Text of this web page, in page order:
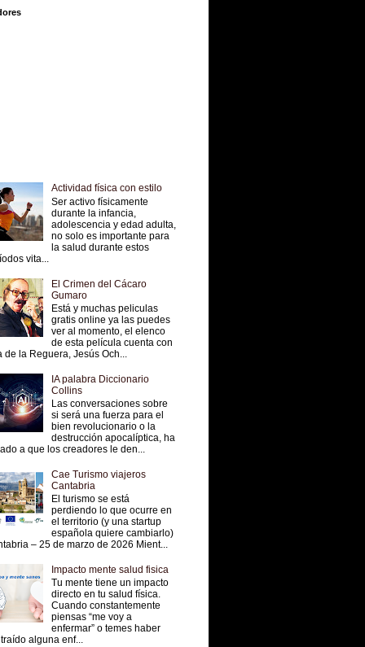
Actividad física con estilo
Ser activo físicamente
durante la infancia,
adolescencia y edad adulta,
no solo es importante para
la salud durante estos
vita...
El Crimen del Cácaro
Gumaro
Está y muchas peliculas
gratis online ya las puedes
ver al momento, el elenco
de esta película cuenta con
de la Reguera, Jesús Och...
IA palabra Diccionario
Collins
Las conversaciones sobre
si será una fuerza para el
bien revolucionario o la
destrucción apocalíptica, ha
a que los creadores le den...
Cae Turismo viajeros
Cantabria
El turismo se está
perdiendo lo que ocurre en
el territorio (y una startup
española quiere cambiarlo)
– 25 de marzo de 2026 Mient...
Impacto mente salud fisica
Tu mente tiene un impacto
directo en tu salud física.
Cuando constantemente
piensas “me voy a
enfermar” o temes haber
alguna enf...